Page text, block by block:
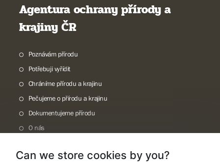
Agentura ochrany přírody a
krajiny ČR
Poznávám přírodu
Potřebuji vyřídit
Chráníme přírodu a krajinu
Pečujeme o přírodu a krajinu
Dokumentujeme přírodu
O nás
Can we store cookies by you?